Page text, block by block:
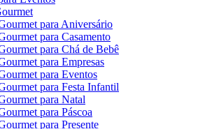
para Aniversário
para Casamento
para Chá de Bebê
para Empresas
para Eventos
para Festa Infantil
para Natal
para Páscoa
para Presente